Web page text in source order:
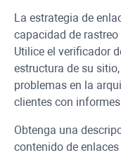
La estrategia de
capacidad de
Utilice el verificador
estructura de su
problemas en la
clientes con
Obtenga una
contenido de